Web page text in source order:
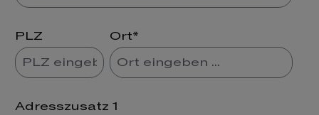
PLZ Ort*
Adresszusatz 1